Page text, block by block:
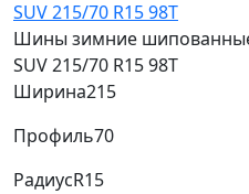
Шины зимние
SUV 215/70 R15 98T
Ширина215
Профиль70
РадиусR15